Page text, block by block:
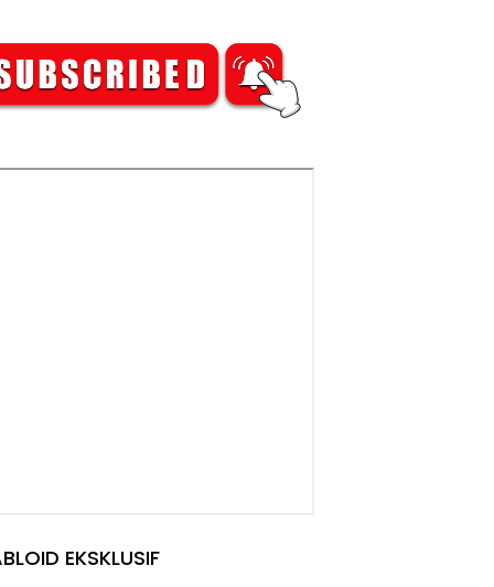
EKSKLUSIF